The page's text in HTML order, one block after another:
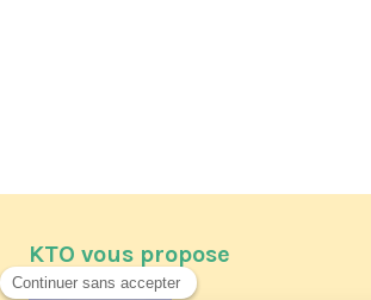
KTO vous propose